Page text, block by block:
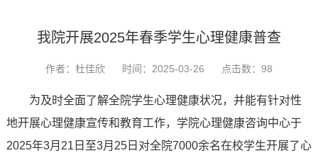
我院开展2025年春季学生心理健康普查
作者：杜佳欣 时间：2025-03-26 点击数： 98
为及时全面了解全院学生心理健康状况，并能有针对性
地开展心理健康宣传和教育工作，学院心理健康咨询中心于
2025年3月21日至3月25日对全院7000余名在校学生开展了心